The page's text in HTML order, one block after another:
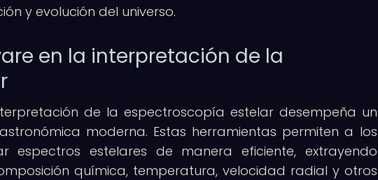
y evolución del universo.
en la interpretación de la
de la espectroscopía estelar desempeña un
moderna. Estas herramientas permiten a los
espectros estelares de manera eficiente, extrayendo
química, temperatura, velocidad radial y otros